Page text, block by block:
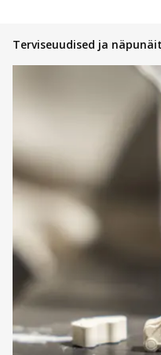
Terviseuudised ja